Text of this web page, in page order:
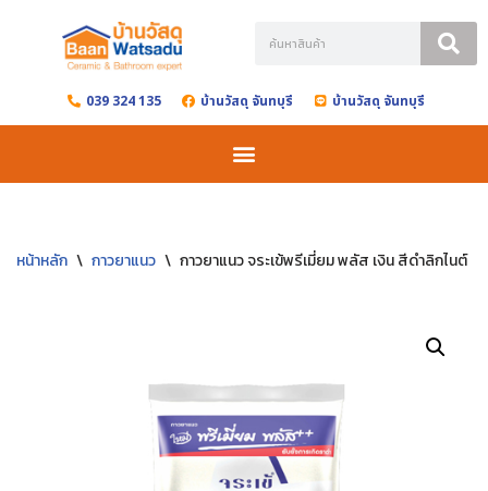
content 039 324 135 บ้านวัสดุ จันทบุรี บ้านวัสดุ จันทบุรี
หน้าหลัก \ กาวยาแนว \ กาวยาแนว จระเข้พรีเมี่ยม พลัส เงิน สีดำลิกไนต์